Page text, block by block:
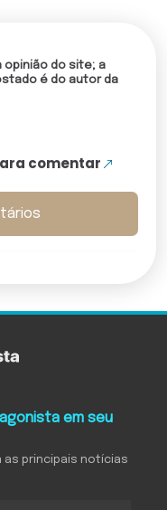
opinião do site; a
é do autor da
comentar
em seu
principais notícias